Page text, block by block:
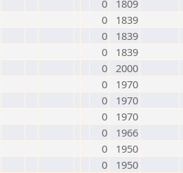
0
1809
0
1839
0
1839
0
1839
0 2000
0
1970
0
1970
0
1970
0
1966
0
1950
0
1950